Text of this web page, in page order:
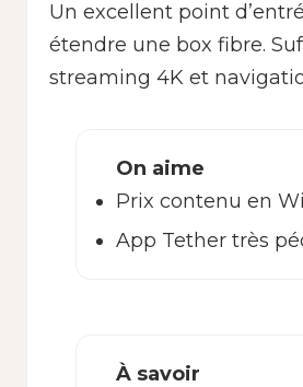
Un excellent point
étendre une box fibre.
streaming 4K et
On aime
Prix contenu en
App Tether très
À savoir